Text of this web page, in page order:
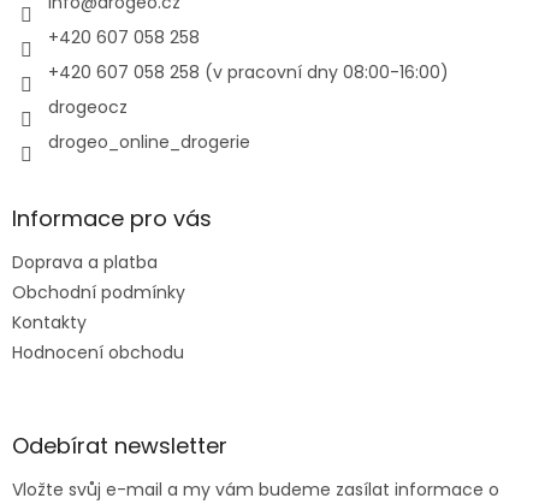
+420 607 058 258
+420 607 058 258 (v pracovní dny 08:00-16:00)
drogeocz
drogeo_online_drogerie
Informace pro vás
Doprava a platba
Obchodní podmínky
Kontakty
Hodnocení obchodu
Odebírat newsletter
Vložte svůj e-mail a my vám budeme zasílat informace o